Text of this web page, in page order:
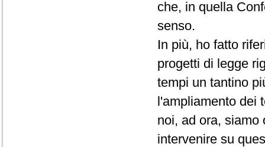
che, in quella
senso.
In più, ho fatto
progetti di legge
tempi un tantino
l'ampliamento dei
noi, ad ora, siamo
intervenire su